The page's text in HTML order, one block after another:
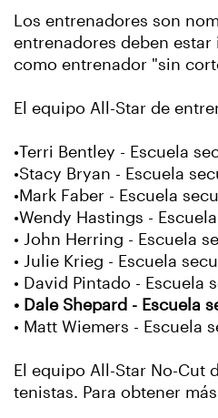
Los entrenadores son
entrenadores deben
como entrenador "sin
El equipo All-Star de
•Terri Bentley - Escuela
•Stacy Bryan - Escuela
•Mark Faber - Escuela
•Wendy Hastings -
• John Herring - Escuela
• Julie Krieg - Escuela
• David Pintado -
• Dale Shepard - Escuela
• Matt Wiemers - Escuela
El equipo All-Star No-Cut
tenistas. Para obtener